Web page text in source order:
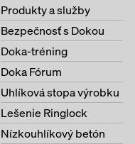
Produkty a služby
Bezpečnosť s Dokou
Doka-tréning
Doka Fórum
Uhlíková stopa výrobku
Lešenie Ringlock
Nízkouhlíkový betón